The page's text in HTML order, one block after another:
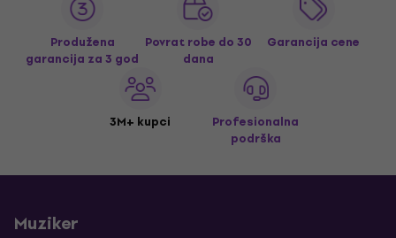
Produžena
garancija za 3 god
Povrat robe do 30
dana
Garancija cene
3M+ kupci
Profesionalna
podrška
Muziker